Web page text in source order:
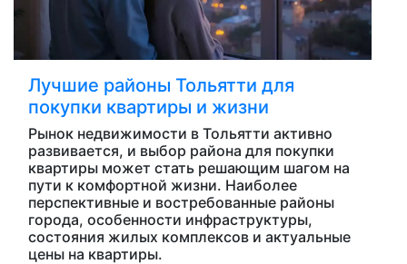
Лучшие районы Тольятти для
покупки квартиры и жизни
Рынок недвижимости в Тольятти активно
развивается, и выбор района для покупки
квартиры может стать решающим шагом на
пути к комфортной жизни. Наиболее
перспективные и востребованные районы
города, особенности инфраструктуры,
состояния жилых комплексов и актуальные
цены на квартиры.